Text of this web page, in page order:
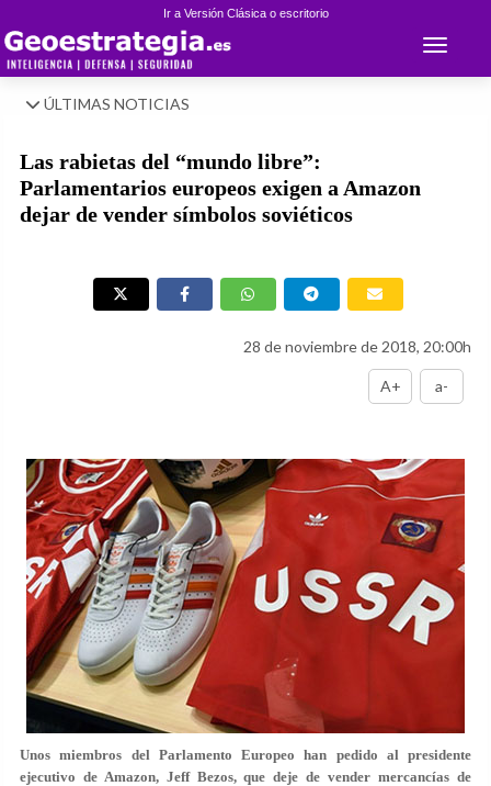
Ir a Versión Clásica o escritorio
Toggle
ÚLTIMAS NOTICIAS
Las rabietas del “mundo libre”:
Parlamentarios europeos exigen a Amazon
dejar de vender símbolos soviéticos
28 de noviembre de 2018, 20:00h
A+ a-
Unos miembros del Parlamento Europeo han pedido al presidente
ejecutivo de Amazon, Jeff Bezos, que deje de vender mercancías de